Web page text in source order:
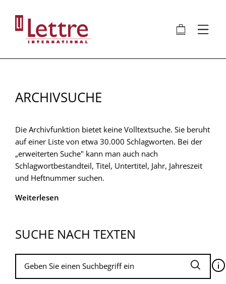
Inhalt
🛍 ⋮
ARCHIVSUCHE
Die Archivfunktion bietet keine Volltextsuche. Sie beruht
auf einer Liste von etwa 30.000 Schlagworten. Bei der
„erweiterten Suche" kann man auch nach
Schlagwortbestandteil, Titel, Untertitel, Jahr, Jahreszeit
und Heftnummer suchen.
Weiterlesen
SUCHE NACH TEXTEN
🛈